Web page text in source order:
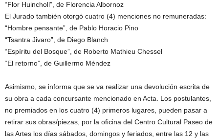
“Flor Huincholl”, de Florencia Albornoz
El Jurado también otorgó cuatro (4) menciones no remuneradas:
“Hombre pensante”, de Pablo Horacio Pino
“Tsantra Jivaro”, de Diego Blanch
“Espíritu del Bosque”, de Roberto Mathieu Chessel
“El retorno”, de Guillermo Méndez
Asimismo, se informa que se va realizar una devolución escrita de
su obra a cada concursante mencionado en Acta. Los postulantes,
no premiados en los cuatro (4) primeros lugares, pueden pasar a
retirar sus obras/piezas, por la oficina del Centro Cultural Paseo de
las Artes los días sábados, domingos y feriados, entre las 12 y las